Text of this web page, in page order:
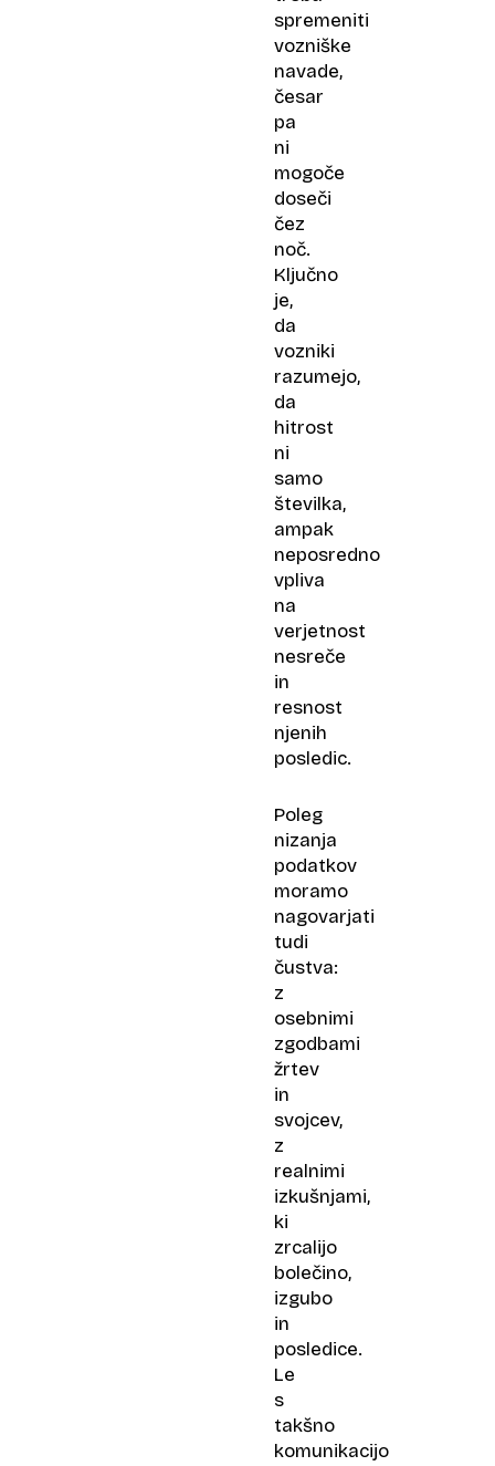
spremeniti
vozniške
navade,
česar
pa
ni
mogoče
doseči
čez
noč.
Ključno
je,
da
vozniki
razumejo,
da
hitrost
ni
samo
številka,
ampak
neposredno
vpliva
na
verjetnost
nesreče
in
resnost
njenih
posledic.
Poleg
nizanja
podatkov
moramo
nagovarjati
tudi
čustva:
z
osebnimi
zgodbami
žrtev
in
svojcev,
z
realnimi
izkušnjami,
ki
zrcalijo
bolečino,
izgubo
in
posledice.
Le
s
takšno
komunikacijo